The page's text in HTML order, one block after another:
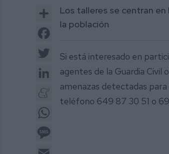
Share
Facebook
LinkedIn
Meneame
Los talleres se centran
la población
Si está interesado en
agentes de la Guardia Civil
amenazas detectadas
teléfono 649 87 30 51 o